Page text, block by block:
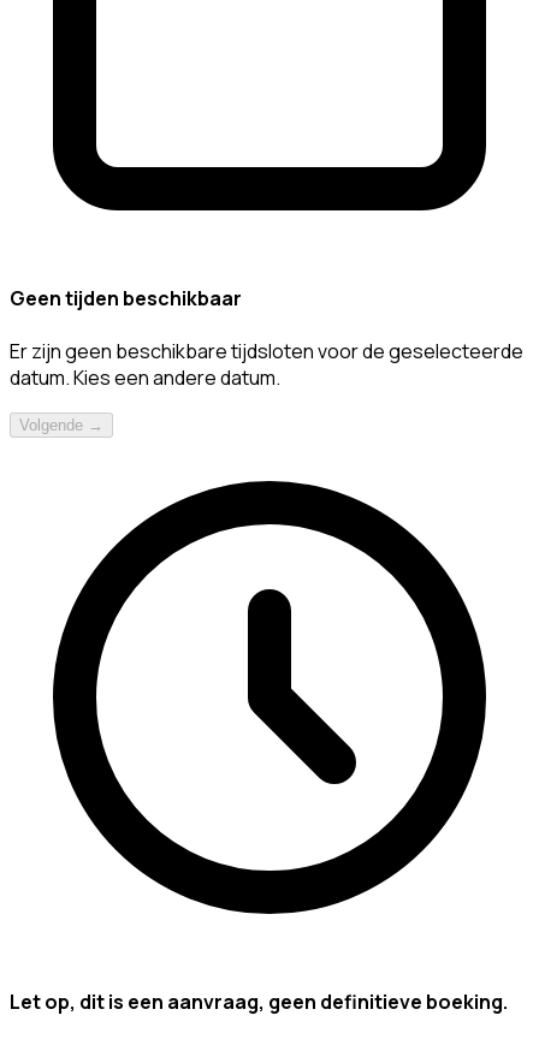
Geen tijden beschikbaar
Er zijn geen beschikbare tijdsloten voor de geselecteerde
datum. Kies een andere datum.
Volgende →
Let op, dit is een aanvraag, geen definitieve boeking.